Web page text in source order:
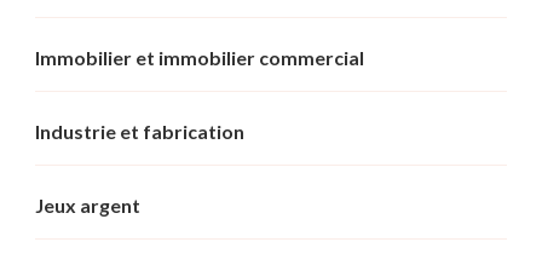
Immobilier et immobilier commercial
Industrie et fabrication
Jeux argent